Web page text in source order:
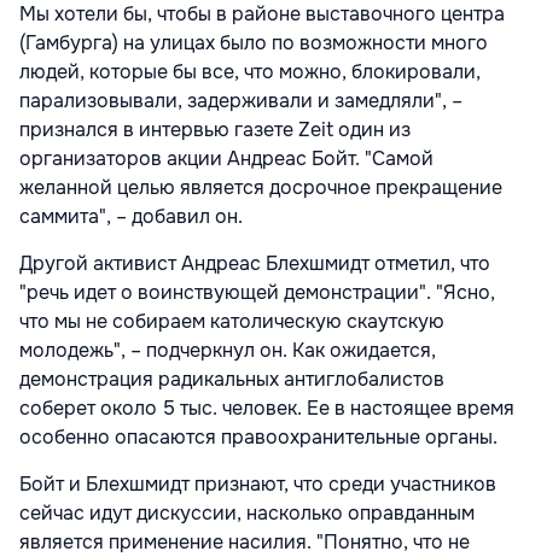
Мы хотели бы, чтобы в районе выставочного центра
(Гамбурга) на улицах было по возможности много
людей, которые бы все, что можно, блокировали,
парализовывали, задерживали и замедляли", –
признался в интервью газете Zeit один из
организаторов акции Андреас Бойт. "Самой
желанной целью является досрочное прекращение
саммита", – добавил он.
Другой активист Андреас Блехшмидт отметил, что
"речь идет о воинствующей демонстрации". "Ясно,
что мы не собираем католическую скаутскую
молодежь", – подчеркнул он. Как ожидается,
демонстрация радикальных антиглобалистов
соберет около 5 тыс. человек. Ее в настоящее время
особенно опасаются правоохранительные органы.
Бойт и Блехшмидт признают, что среди участников
сейчас идут дискуссии, насколько оправданным
является применение насилия. "Понятно, что не